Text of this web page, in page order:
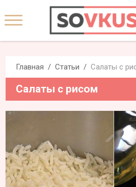
Главная Статьи Салаты с
Салаты с рисом